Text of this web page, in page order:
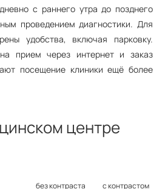
с раннего утра до позднего
проведением диагностики. Для
удобства, включая парковку.
прием через интернет и заказ
посещение клиники ещё более
центре
с контрастом
без контраста